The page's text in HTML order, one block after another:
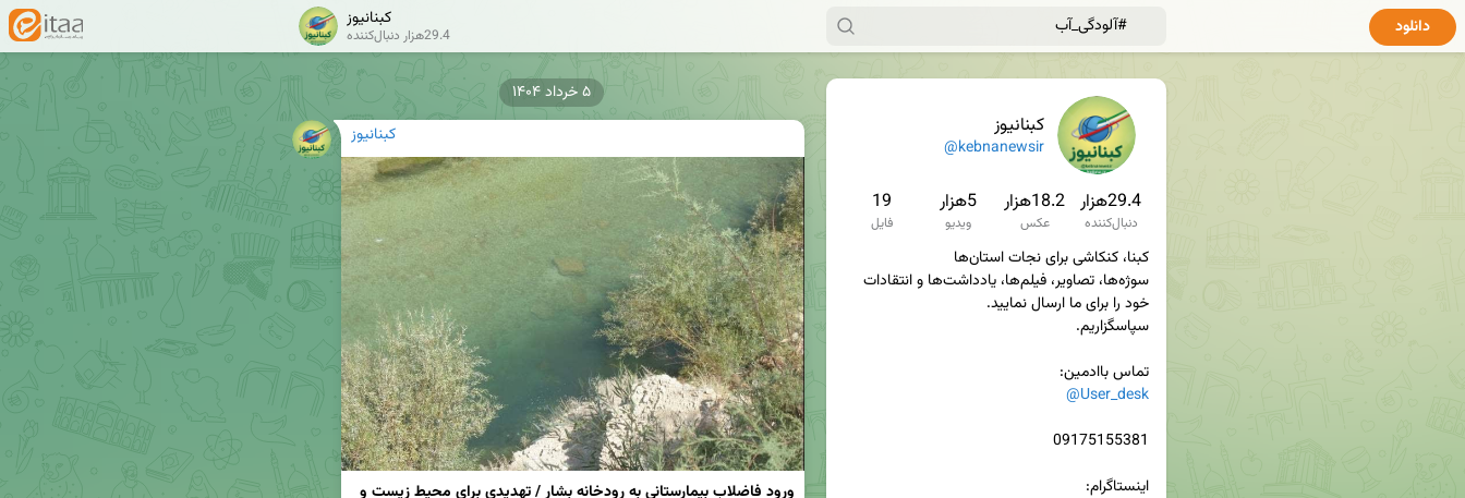
کبنانیوز
@kebnanewsir
29.4هزار
دنبال‌کننده
18.2هزار
عکس
5هزار
ویدیو
19
فایل
تماس باادمین‌:
@User_desk
کبنانیوز
29.4هزار دنبال‌کننده دانلود
کبنانیوز
۵ خرداد ۱۴۰۴